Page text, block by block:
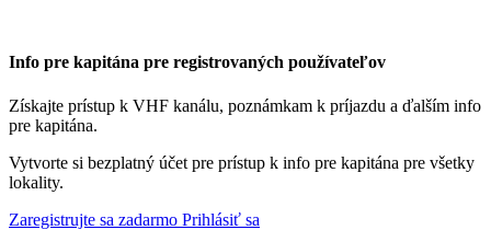
Info pre kapitána pre registrovaných používateľov
Získajte prístup k VHF kanálu, poznámkam k príjazdu a ďalším info
pre kapitána.
Vytvorte si bezplatný účet pre prístup k info pre kapitána pre všetky
lokality.
Zaregistrujte sa zadarmo Prihlásiť sa